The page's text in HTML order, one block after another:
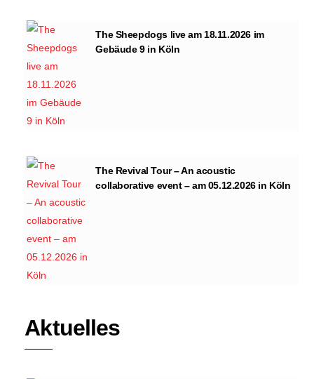
The Sheepdogs live am 18.11.2026 im
Gebäude 9 in Köln
The Revival Tour – An acoustic
collaborative event – am 05.12.2026 in Köln
Aktuelles